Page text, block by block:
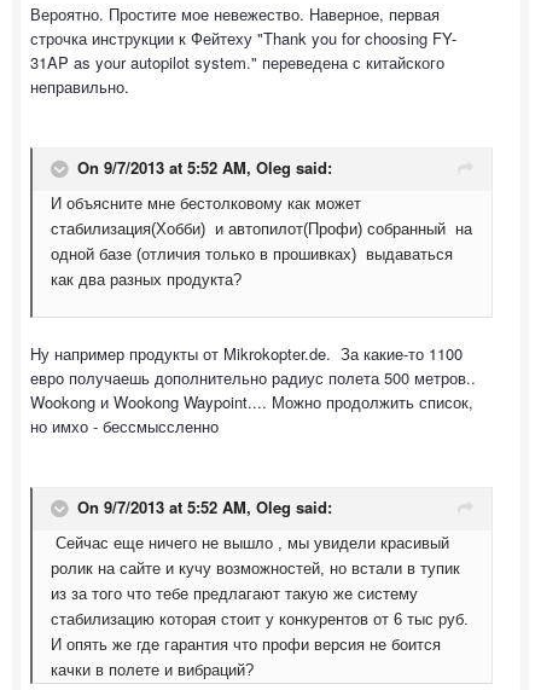
Вероятно. Простите мое невежество. Наверное, первая
строчка инструкции к Фейтеху "Thank you for choosing FY-
31AP as your autopilot system." переведена с китайского
неправильно.
On 9/7/2013 at 5:52 AM, Oleg said:
И объясните мне бестолковому как может
стабилизация(Хобби) и автопилот(Профи) собранный на
одной базе (отличия только в прошивках) выдаваться
как два разных продукта?
Ну например продукты от Mikrokopter.de. За какие-то 1100
евро получаешь дополнительно радиус полета 500 метров..
Wookong и Wookong Waypoint.... Можно продолжить список,
но имхо - бессмыссленно
On 9/7/2013 at 5:52 AM, Oleg said:
Сейчас еще ничего не вышло , мы увидели красивый
ролик на сайте и кучу возможностей, но встали в тупик
из за того что тебе предлагают такую же систему
стабилизацию которая стоит у конкурентов от 6 тыс руб.
И опять же где гарантия что профи версия не боится
качки в полете и вибраций?